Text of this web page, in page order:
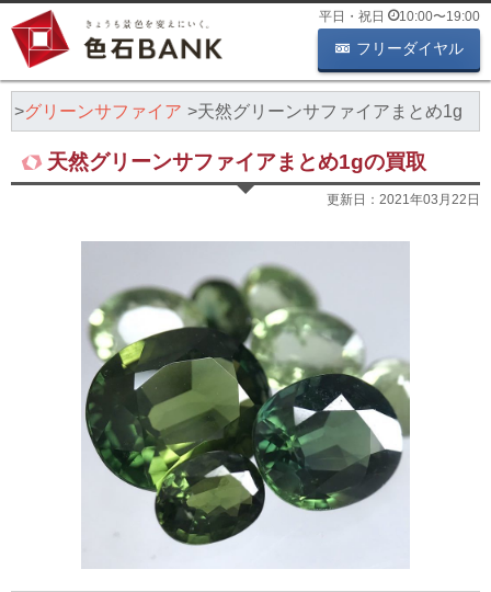
平日・祝日 10:00〜19:00
フリーダイヤル
グリーンサファイア 天然グリーンサファイアまとめ1g
天然グリーンサファイアまとめ1gの買取
更新日： 2021年03月22日